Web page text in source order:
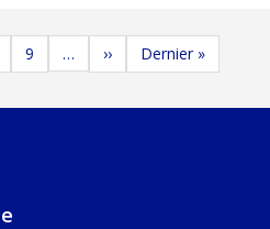
Page
9 … Page suivante
›› Dernière page
Dernier »